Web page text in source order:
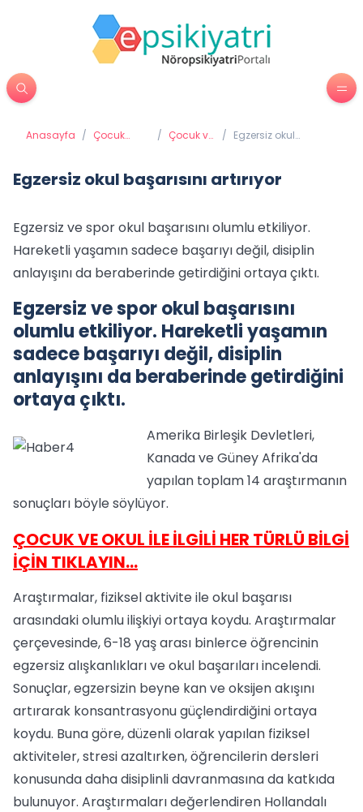
Anasayfa / Çocuk
/ Çocuk ve
/ Egzersiz okul
Egzersiz okul başarısını artırıyor
Egzersiz ve spor okul başarısını olumlu etkiliyor.
Hareketli yaşamın sadece başarıyı değil, disiplin
anlayışını da beraberinde getirdiğini ortaya çıktı.
Egzersiz ve spor okul başarısını
olumlu etkiliyor. Hareketli yaşamın
sadece başarıyı değil, disiplin
anlayışını da beraberinde getirdiğini
ortaya çıktı.
Amerika Birleşik Devletleri,
Kanada ve Güney Afrika'da
yapılan toplam 14 araştırmanın
sonuçları böyle söylüyor.
ÇOCUK VE OKUL İLE İLGİLİ HER TÜRLÜ BİLGİ
İÇİN TIKLAYIN...
Araştırmalar, fiziksel aktivite ile okul başarısı
arasındaki olumlu ilişkiyi ortaya koydu. Araştırmalar
çerçevesinde, 6-18 yaş arası binlerce öğrencinin
egzersiz alışkanlıkları ve okul başarıları incelendi.
Sonuçlar, egzersizin beyne kan ve oksijen akışını
artırarak konsantrasyonu güçlendirdiğini ortaya
koydu. Buna göre, düzenli olarak yapılan fiziksel
aktiviteler, stresi azaltırken, öğrencilerin dersleri
konusunda daha disiplinli davranmasına da katkıda
bulunuyor. Araştırmaları değerlendiren Hollandalı